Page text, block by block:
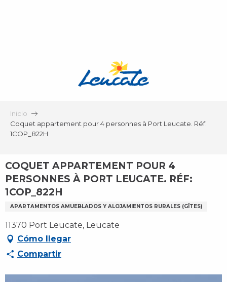
Inicio
Coquet appartement pour 4 personnes à Port Leucate. Réf:
1COP_822H
COQUET APPARTEMENT POUR 4
PERSONNES À PORT LEUCATE. RÉF:
1COP_822H
APARTAMENTOS AMUEBLADOS Y ALOJAMIENTOS RURALES (GÎTES)
11370 Port Leucate, Leucate
Cómo llegar
Compartir